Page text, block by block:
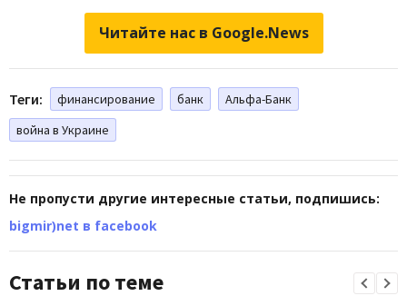
Читайте нас в Google.News
Теги: финансирование банк
Альфа-Банк
война в Украине
Не пропусти другие интересные статьи, подпишись:
bigmir)net в facebook
Статьи по теме